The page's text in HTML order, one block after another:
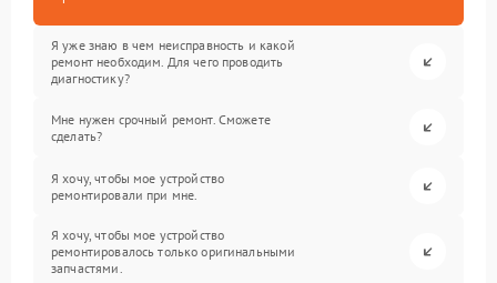
Я уже знаю в чем неисправность и какой
ремонт необходим. Для чего проводить
диагностику?
Мне нужен срочный ремонт. Сможете
сделать?
Я хочу, чтобы мое устройство
ремонтировали при мне.
Я хочу, чтобы мое устройство
ремонтировалось только оригинальными
запчастями.